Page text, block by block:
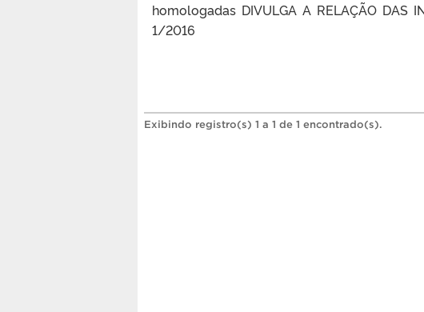
homologadas DIVULGA A RELAÇÃO DAS
1/2016
Exibindo registro(s) 1 a 1 de 1 encontrado(s).